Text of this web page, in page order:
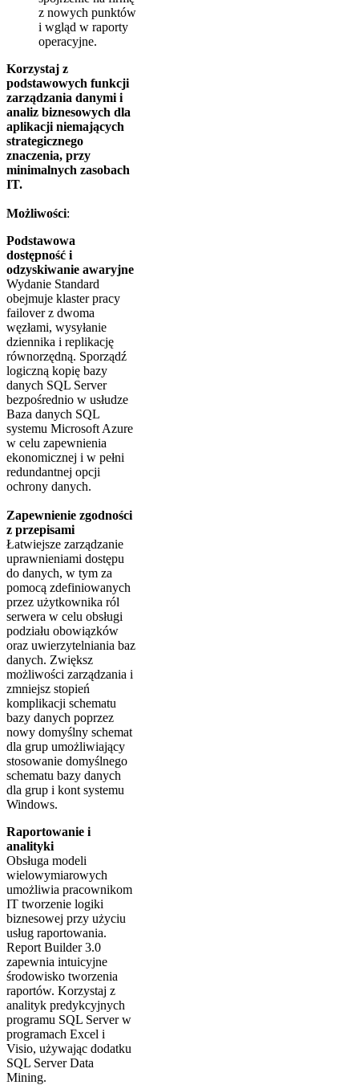
z nowych punktów
i wgląd w raporty
operacyjne.
Korzystaj z
podstawowych funkcji
zarządzania danymi i
analiz biznesowych dla
aplikacji niemających
strategicznego
znaczenia, przy
minimalnych zasobach
IT.
Możliwości:
Podstawowa
dostępność i
odzyskiwanie awaryjne
Wydanie Standard
obejmuje klaster pracy
failover z dwoma
węzłami, wysyłanie
dziennika i replikację
równorzędną. Sporządź
logiczną kopię bazy
danych SQL Server
bezpośrednio w usłudze
Baza danych SQL
systemu Microsoft Azure
w celu zapewnienia
ekonomicznej i w pełni
redundantnej opcji
ochrony danych.
Zapewnienie zgodności
z przepisami
Łatwiejsze zarządzanie
uprawnieniami dostępu
do danych, w tym za
pomocą zdefiniowanych
przez użytkownika ról
serwera w celu obsługi
podziału obowiązków
oraz uwierzytelniania baz
danych. Zwiększ
możliwości zarządzania i
zmniejsz stopień
komplikacji schematu
bazy danych poprzez
nowy domyślny schemat
dla grup umożliwiający
stosowanie domyślnego
schematu bazy danych
dla grup i kont systemu
Windows.
Raportowanie i
analityki
Obsługa modeli
wielowymiarowych
umożliwia pracownikom
IT tworzenie logiki
biznesowej przy użyciu
usług raportowania.
Report Builder 3.0
zapewnia intuicyjne
środowisko tworzenia
raportów. Korzystaj z
analityk predykcyjnych
programu SQL Server w
programach Excel i
Visio, używając dodatku
SQL Server Data
Mining.